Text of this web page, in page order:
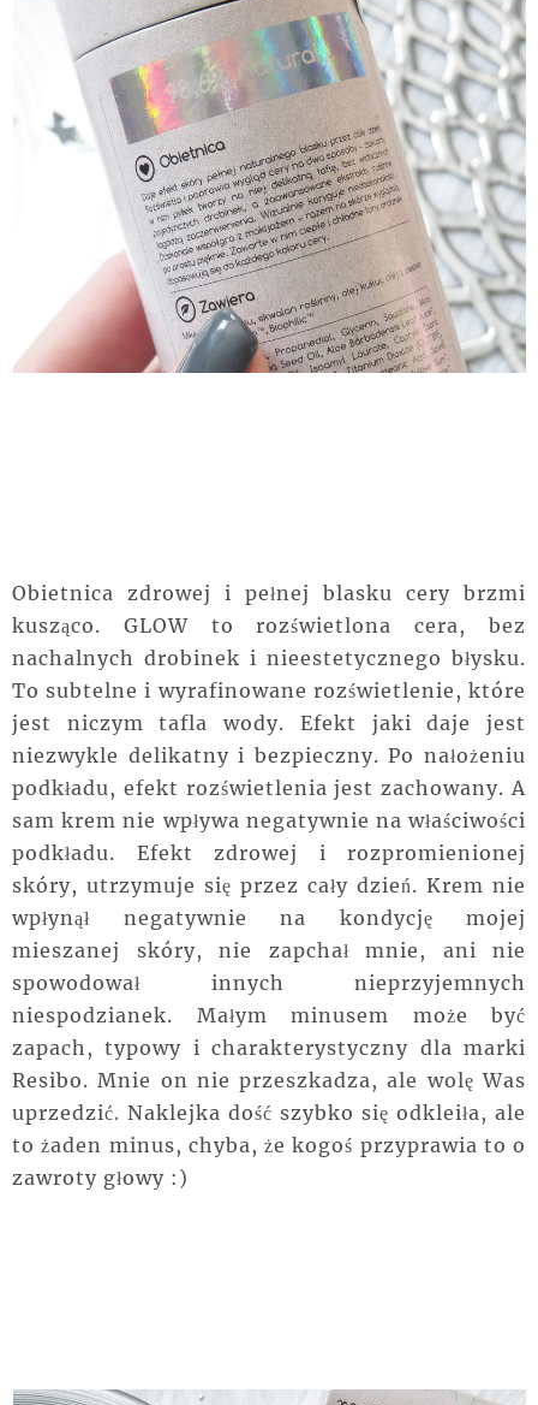
Obietnica zdrowej i pełnej blasku cery brzmi
kusząco. GLOW to rozświetlona cera, bez
nachalnych drobinek i nieestetycznego błysku.
To subtelne i wyrafinowane rozświetlenie, które
jest niczym tafla wody. Efekt jaki daje jest
niezwykle delikatny i bezpieczny. Po nałożeniu
podkładu, efekt rozświetlenia jest zachowany. A
sam krem nie wpływa negatywnie na właściwości
podkładu. Efekt zdrowej i rozpromienionej
skóry, utrzymuje się przez cały dzień. Krem nie
wpłynął negatywnie na kondycję mojej
mieszanej skóry, nie zapchał mnie, ani nie
spowodował innych nieprzyjemnych
niespodzianek. Małym minusem może być
zapach, typowy i charakterystyczny dla marki
Resibo. Mnie on nie przeszkadza, ale wolę Was
uprzedzić. Naklejka dość szybko się odkleiła, ale
to żaden minus, chyba, że kogoś przyprawia to o
zawroty głowy :)